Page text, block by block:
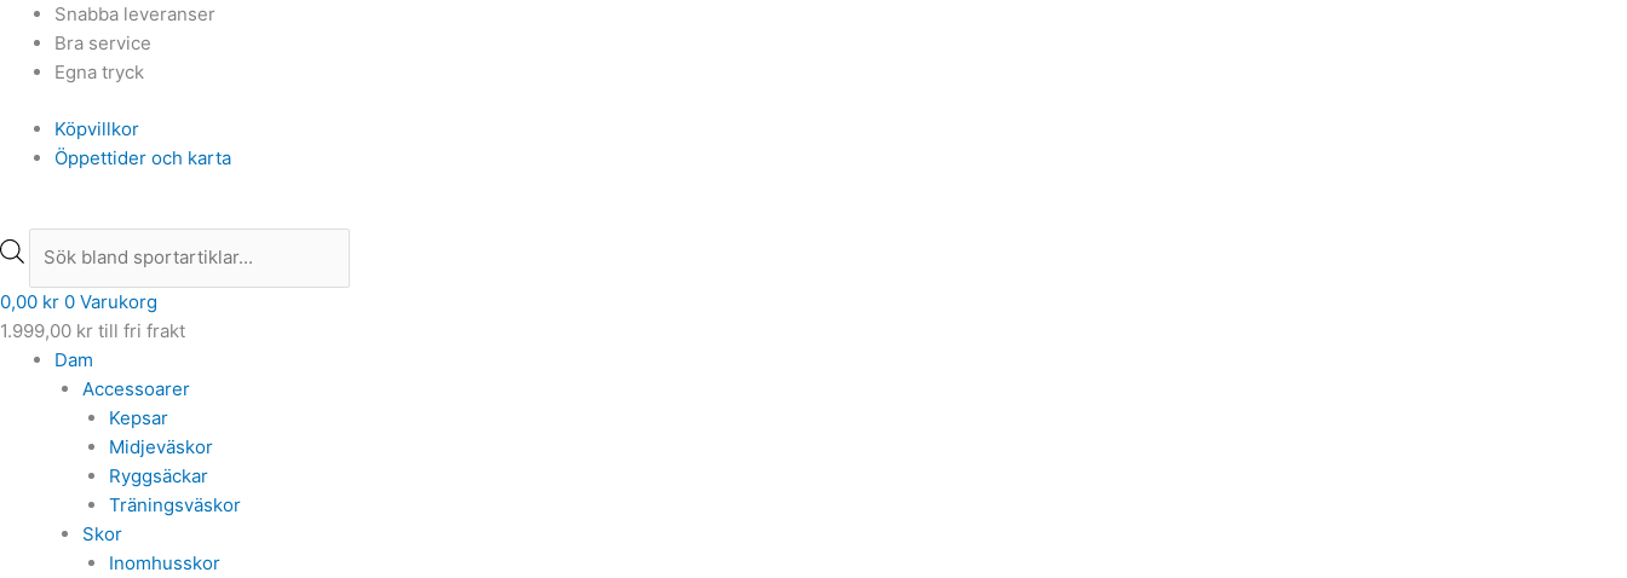
Hoppa
innehåll
Snabba leveranser
Bra service
Egna tryck
Köpvillkor
Öppettider och karta
Products
search
0,00 kr 0 Varukorg
1.999,00 kr till fri frakt
Dam
Accessoarer
Kepsar
Midjeväskor
Ryggsäckar
Träningsväskor
Skor
Inomhusskor
Products
search